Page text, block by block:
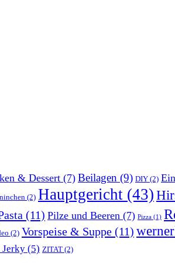
& Dessert (7) Beilagen (9) DIY (2)
(2) Hauptgericht (43)
(11) Pilze und Beeren (7) Pizza (1)
(2) Vorspeise & Suppe (11)
Jerky (5) ZITAT (2)